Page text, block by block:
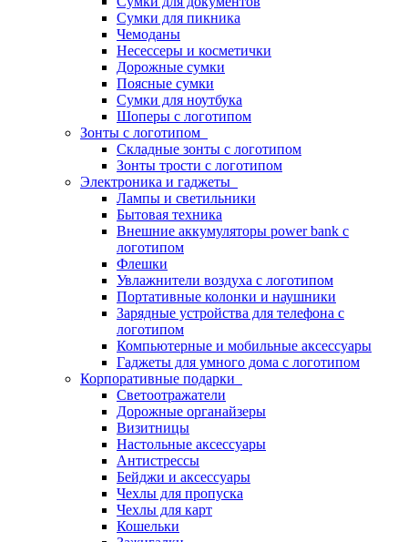
Сумки для пикника
Чемоданы
Несессеры и косметички
Дорожные сумки
Поясные сумки
Сумки для ноутбука
Шоперы с логотипом
Зонты с логотипом
Складные зонты с логотипом
Зонты трости с логотипом
Электроника и гаджеты
Лампы и светильники
Бытовая техника
Внешние аккумуляторы power bank с
логотипом
Флешки
Увлажнители воздуха с логотипом
Портативные колонки и наушники
Зарядные устройства для телефона с
логотипом
Компьютерные и мобильные аксессуары
Гаджеты для умного дома с логотипом
Корпоративные подарки
Светоотражатели
Дорожные органайзеры
Визитницы
Настольные аксессуары
Антистрессы
Бейджи и аксессуары
Чехлы для пропуска
Чехлы для карт
Кошельки